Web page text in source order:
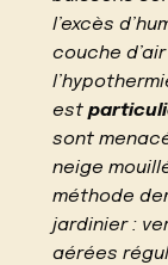
l’excès
couche
est
sont
neige
méthode
jardinier :
aérées